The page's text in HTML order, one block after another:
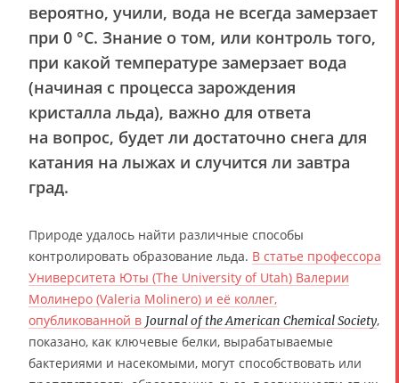
вероятно, учили, вода не всегда замерзает
при 0 °C. Знание о том, или контроль того,
при какой температуре замерзает вода
(начиная с процесса зарождения
кристалла льда), важно для ответа
на вопрос, будет ли достаточно снега для
катания на лыжах и случится ли завтра
град.
Природе удалось найти различные способы
контролировать образование льда. В статье профессора
Университета Юты (The University of Utah) Валерии
Молинеро (Valeria Molinero) и её коллег,
опубликованной в Journal of the American Chemical Society,
показано, как ключевые белки, вырабатываемые
бактериями и насекомыми, могут способствовать или